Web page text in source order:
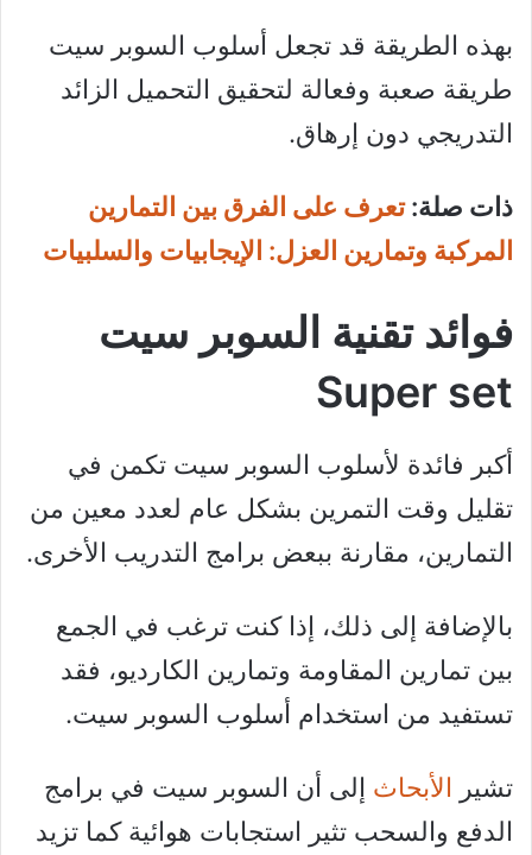
بهذه الطريقة قد تجعل أسلوب السوبر سيت
طريقة صعبة وفعالة لتحقيق التحميل الزائد
التدريجي دون إرهاق.
ذات صلة:تعرف على الفرق بين التمارين
المركبة وتمارين العزل: الإيجابيات والسلبيات
فوائد تقنية السوبر سيت
Super set
أكبر فائدة لأسلوب السوبر سيت تكمن في
تقليل وقت التمرين بشكل عام لعدد معين من
التمارين، مقارنة ببعض برامج التدريب الأخرى.
بالإضافة إلى ذلك، إذا كنت ترغب في الجمع
بين تمارين المقاومة وتمارين الكارديو، فقد
تستفيد من استخدام أسلوب السوبر سيت.
تشير الأبحاث إلى أن السوبر سيت في برامج
الدفع والسحب تثير استجابات هوائية كما تزيد